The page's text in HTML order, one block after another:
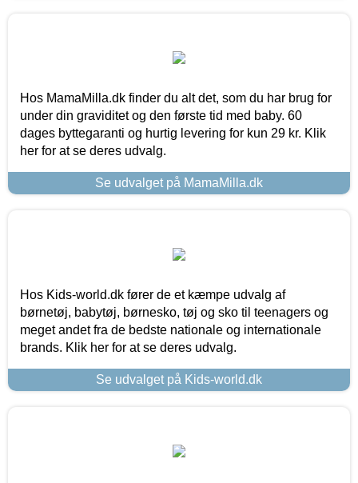
Hos MamaMilla.dk finder du alt det, som du har brug for
under din graviditet og den første tid med baby. 60
dages byttegaranti og hurtig levering for kun 29 kr. Klik
her for at se deres udvalg.
Se udvalget på MamaMilla.dk
Hos Kids-world.dk fører de et kæmpe udvalg af
børnetøj, babytøj, børnesko, tøj og sko til teenagers og
meget andet fra de bedste nationale og internationale
brands. Klik her for at se deres udvalg.
Se udvalget på Kids-world.dk